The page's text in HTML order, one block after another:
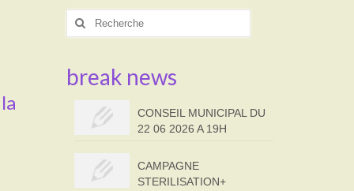
Rechercher
break news
CONSEIL MUNICIPAL DU
22 06 2026 A 19H
CAMPAGNE
STERILISATION+